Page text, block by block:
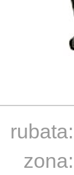
rubata:
zona: